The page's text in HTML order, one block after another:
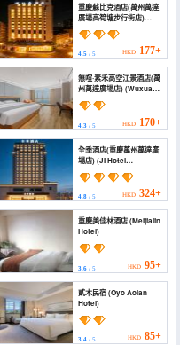
重慶蘇比克酒店(萬州萬達
廣場高筍塘步行街店)
(Subike Hotel)
4.5/ 5 HKD 177+
無喧·素禾高空江景酒店(萬
州萬達廣場店) (Wuxuan ·
Suhe High altitude
River View Hotel
(Wanzhou Wanda Plaza
Branch))
4.3/ 5 HKD 170+
全季酒店(重慶萬州萬達廣
場店) (JI Hotel
(Chongqing Wanzhou
Wanda Plaza))
4.8/ 5 HKD 324+
重慶美佳林酒店 (Meijialin
Hotel)
3.6/ 5 HKD 95+
貳木民宿 (Oyo Aolan
Hotel)
3.4/ 5 HKD 85+